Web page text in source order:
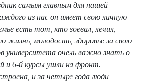
самым главным для нашей
из нас он имеет свою личную
есть тот, кто воевал, лечил,
жизнь, молодость, здоровье за свою
университета очень важно знать о
и 6-й курсы ушли на фронт.
и за четыре года люди